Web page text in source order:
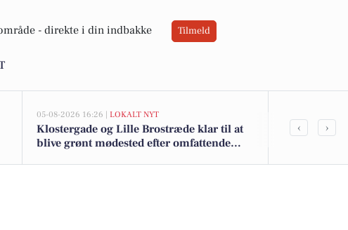
- direkte i din indbakke Tilmeld
05-08-2026 16:26 | LOKALT NYT
Klostergade og Lille Brostræde klar til at
blive grønt mødested efter omfattende
Top 6 over
‹ ›